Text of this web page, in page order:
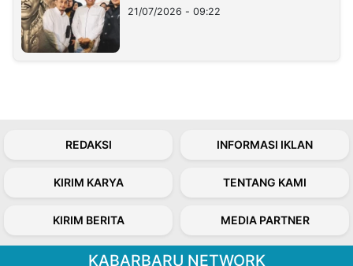
21/07/2026 - 09:22
REDAKSI INFORMASI IKLAN
KIRIM KARYA TENTANG KAMI
KIRIM BERITA MEDIA PARTNER
KABARBARU NETWORK